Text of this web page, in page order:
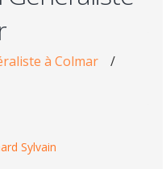
à Colmar
/
Sylvain